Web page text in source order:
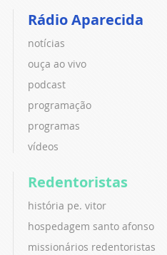
Rádio Aparecida
notícias
ouça ao vivo
podcast
programação
programas
vídeos
Redentoristas
história pe. vitor
hospedagem santo afonso
missionários redentoristas